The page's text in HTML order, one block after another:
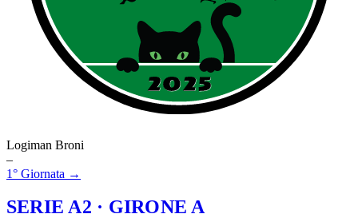
Logiman Broni
–
1° Giornata →
SERIE A2 · GIRONE A